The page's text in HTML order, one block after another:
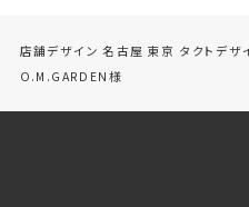
店舗デザイン 名古屋 東京 タクトデザ
O.M.GARDEN様